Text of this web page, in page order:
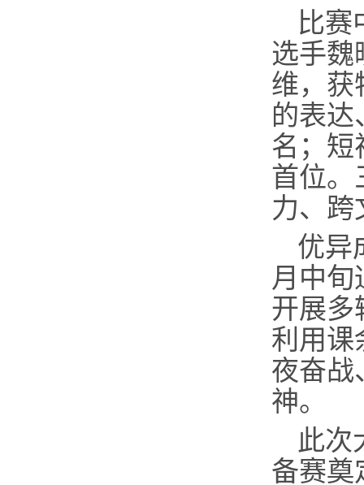
比赛
选手魏
维，获
的表达
名；短
首位。
力、跨
优异
月中旬
开展多
利用课
夜奋战
神。
此次
备赛奠